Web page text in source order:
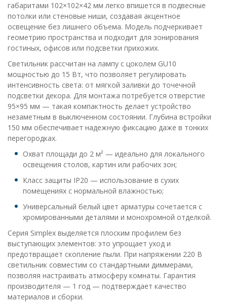
габаритами 102×102×42 мм легко впишется в подвесные
потолки или стеновые ниши, создавая акцентное
освещение без лишнего объема. Модель подчеркивает
геометрию пространства и подходит для зонирования
гостиных, офисов или подсветки прихожих.
Светильник рассчитан на лампу с цоколем GU10
мощностью до 15 Вт, что позволяет регулировать
интенсивность света: от мягкой заливки до точечной
подсветки декора. Для монтажа потребуется отверстие
95×95 мм — такая компактность делает устройство
незаметным в выключенном состоянии. Глубина встройки
150 мм обеспечивает надежную фиксацию даже в тонких
перегородках.
Охват площади до 2 м² — идеально для локального
освещения столов, картин или рабочих зон;
Класс защиты IP20 — использование в сухих
помещениях с нормальной влажностью;
Универсальный белый цвет арматуры сочетается с
хромированными деталями и монохромной отделкой.
Серия Simplex выделяется плоским профилем без
выступающих элементов: это упрощает уход и
предотвращает скопление пыли. При напряжении 220 В
светильник совместим со стандартными диммерами,
позволяя настраивать атмосферу комнаты. Гарантия
производителя — 1 год — подтверждает качество
материалов и сборки.